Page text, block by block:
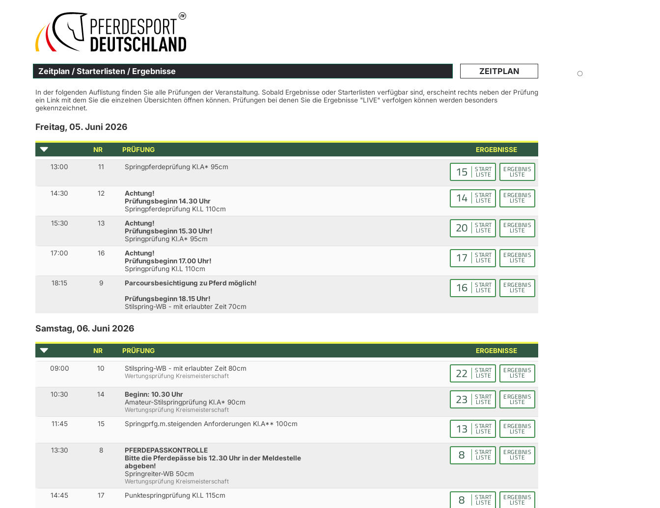
Zeitplan / Starterlisten / Ergebnisse ZEITPLAN
In der folgenden Auflistung finden Sie alle Prüfungen der Veranstaltung. Sobald Ergebnisse oder Starterlisten verfügbar sind, erscheint rechts neben der Prüfung
ein Link mit dem Sie die einzelnen Übersichten öffnen können. Prüfungen bei denen Sie die Ergebnisse "LIVE" verfolgen können werden besonders
gekennzeichnet.
Freitag, 05. Juni 2026
NR PRÜFUNG ERGEBNISSE
13:00 11 Springpferdeprüfung Kl.A* 95cm 15 START
LISTE
ERGEBNIS
LISTE
14:30 12
Achtung!
Prüfungsbeginn 14.30 Uhr
Springpferdeprüfung Kl.L 110cm
14 START
LISTE
ERGEBNIS
LISTE
15:30 13
Achtung!
Prüfungsbeginn 15.30 Uhr!
Springprüfung Kl.A* 95cm
20 START
LISTE
ERGEBNIS
LISTE
17:00 16
Achtung!
Prüfungsbeginn 17.00 Uhr!
Springprüfung Kl.L 110cm
17 START
LISTE
ERGEBNIS
LISTE
18:15 9
Parcoursbesichtigung zu Pferd möglich!
Prüfungsbeginn 18.15 Uhr!
Stilspring-WB - mit erlaubter Zeit 70cm
16 START
LISTE
ERGEBNIS
LISTE
Samstag, 06. Juni 2026
NR PRÜFUNG ERGEBNISSE
09:00 10 Stilspring-WB - mit erlaubter Zeit 80cm
Wertungsprüfung Kreismeisterschaft 22 START
LISTE
ERGEBNIS
LISTE
10:30 14
Beginn: 10.30 Uhr
Amateur-Stilspringprüfung Kl.A* 90cm
Wertungsprüfung Kreismeisterschaft
23 START
LISTE
ERGEBNIS
LISTE
11:45 15 Springprfg.m.steigenden Anforderungen Kl.A** 100cm 13 START
LISTE
ERGEBNIS
LISTE
13:30 8
PFERDEPASSKONTROLLE
Bitte die Pferdepässe bis 12.30 Uhr in der Meldestelle
abgeben!
Springreiter-WB 50cm
Wertungsprüfung Kreismeisterschaft
8 START
LISTE
ERGEBNIS
LISTE
14:45 17 Punktespringprüfung Kl.L 115cm 8 START
LISTE
ERGEBNIS
LISTE